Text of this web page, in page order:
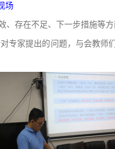
场
存在不足、下一步措施等
专家提出的问题，与会教师